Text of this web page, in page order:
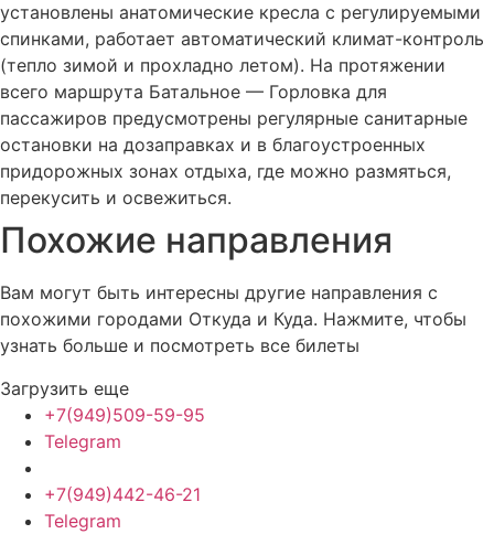
установлены анатомические кресла с регулируемыми
спинками, работает автоматический климат-контроль
(тепло зимой и прохладно летом). На протяжении
всего маршрута Батальное — Горловка для
пассажиров предусмотрены регулярные санитарные
остановки на дозаправках и в благоустроенных
придорожных зонах отдыха, где можно размяться,
перекусить и освежиться.
Похожие направления
Вам могут быть интересны другие направления с
похожими городами Откуда и Куда. Нажмите, чтобы
узнать больше и посмотреть все билеты
Загрузить еще
+7(949)509-59-95
Telegram
+7(949)442-46-21
Telegram